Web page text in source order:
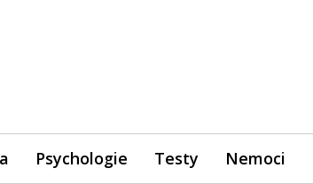
Psychologie Testy Nemoci